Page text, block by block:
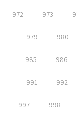
972 973
979 980
985 986
991 992
997 998